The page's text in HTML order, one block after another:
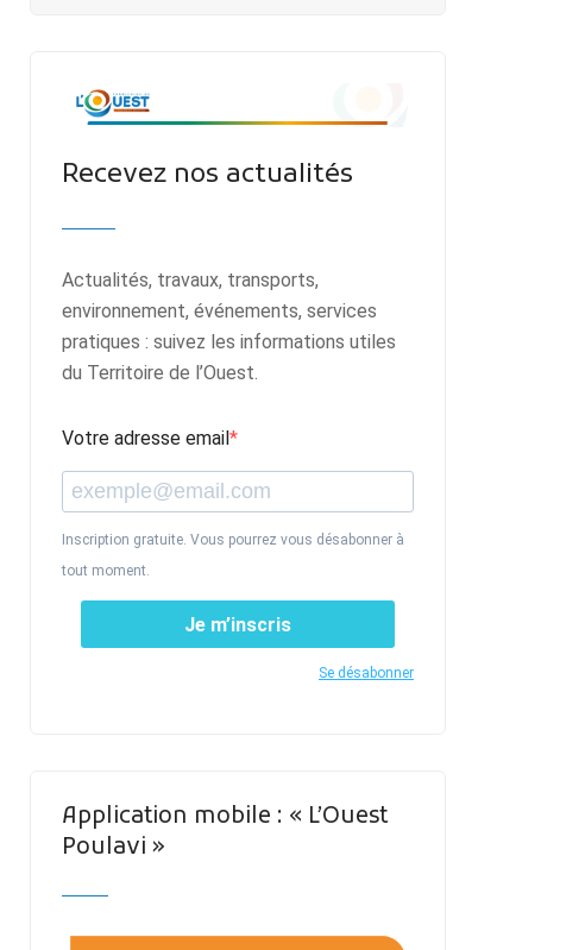
Recevez nos actualités
Actualités, travaux, transports,
environnement, événements, services
pratiques : suivez les informations utiles
du Territoire de l’Ouest.
Votre adresse email
Inscription gratuite. Vous pourrez vous désabonner à
tout moment.
Je m’inscris
Se désabonner
Application mobile : « L’Ouest
Poulavi »